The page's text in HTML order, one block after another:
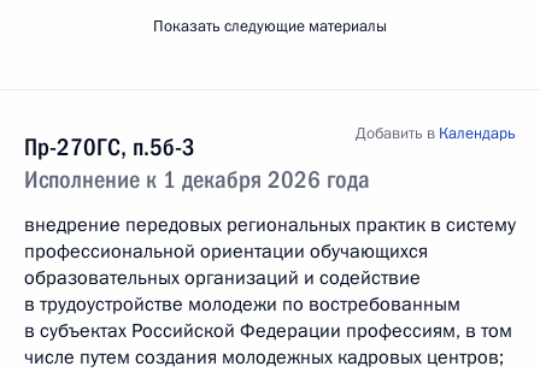
Показать следующие материалы
Пр-270ГС, п.5б-3
Исполнение к 1 декабря 2026 года
Добавить в Календарь
внедрение передовых региональных практик в систему
профессиональной ориентации обучающихся
образовательных организаций и содействие
в трудоустройстве молодежи по востребованным
в субъектах Российской Федерации профессиям, в том
числе путем создания молодежных кадровых центров;